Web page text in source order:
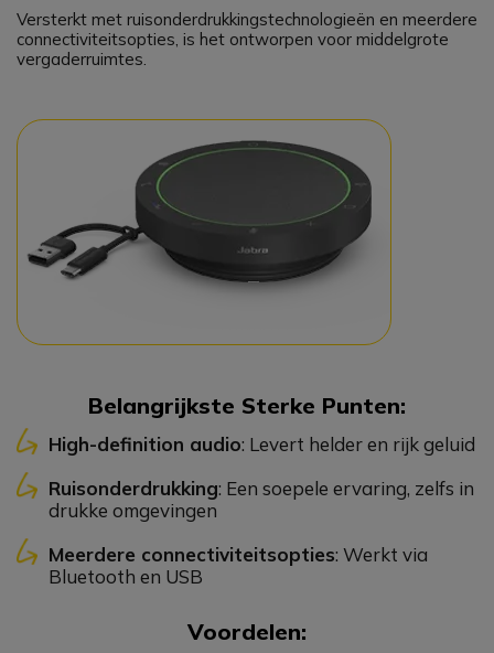
Versterkt met ruisonderdrukkingstechnologieën en meerdere
connectiviteitsopties, is het ontworpen voor middelgrote
vergaderruimtes.
Belangrijkste Sterke Punten:
High-definition audio: Levert helder en rijk geluid
Ruisonderdrukking: Een soepele ervaring, zelfs in
drukke omgevingen
Meerdere connectiviteitsopties: Werkt via
Bluetooth en USB
Voordelen: